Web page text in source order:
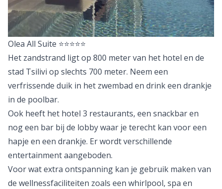
Olea All Suite ⭐⭐⭐⭐⭐
Het zandstrand ligt op 800 meter van het hotel en de
stad Tsilivi op slechts 700 meter. Neem een
verfrissende duik in het zwembad en drink een drankje
in de poolbar.
Ook heeft het hotel 3 restaurants, een snackbar en
nog een bar bij de lobby waar je terecht kan voor een
hapje en een drankje. Er wordt verschillende
entertainment aangeboden.
Voor wat extra ontspanning kan je gebruik maken van
de wellnessfaciliteiten zoals een whirlpool, spa en